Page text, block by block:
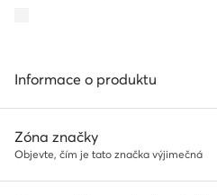
Informace o produktu
Zóna značky
Objevte, čím je tato značka výjimečná